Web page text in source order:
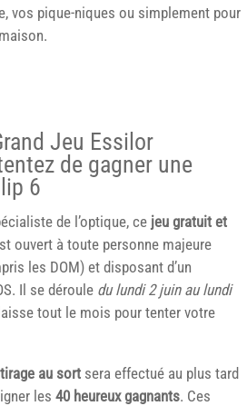
vos pique-niques ou simplement pour
Jeu Essilor
de gagner une
6
de l’optique, ce jeu gratuit et
ouvert à toute personne majeure
les DOM) et disposant d’un
Il se déroule du lundi 2 juin au lundi
tout le mois pour tenter votre
tirage au sort sera effectué au plus tard
les 40 heureux gagnants. Ces